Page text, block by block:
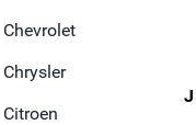
Chevrolet
Chrysler
Citroen
J